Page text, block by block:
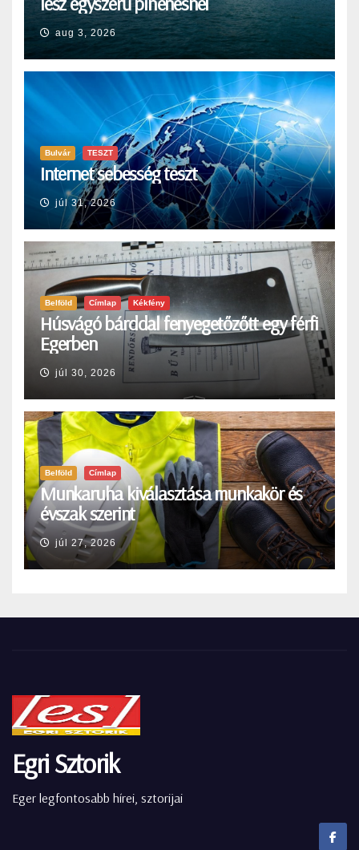
aug 3, 2026
Bulvár TESZT
Internet sebesség teszt
júl 31, 2026
Belföld Címlap Kékfény
Húsvágó bárddal fenyegetőzőtt egy férfi
Egerben
júl 30, 2026
Belföld Címlap
Munkaruha kiválasztása munkakör és
évszak szerint
júl 27, 2026
Egri Sztorik
Eger legfontosabb hírei, sztorijai